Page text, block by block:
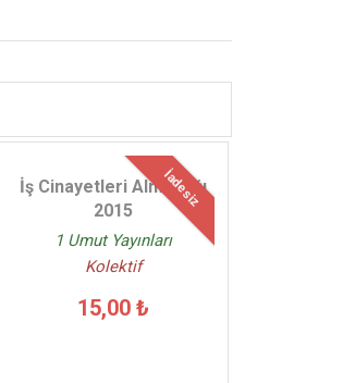
İadesiz
İş Cinayetleri Almanağı
2015
1 Umut Yayınları
Kolektif
15,00 ₺